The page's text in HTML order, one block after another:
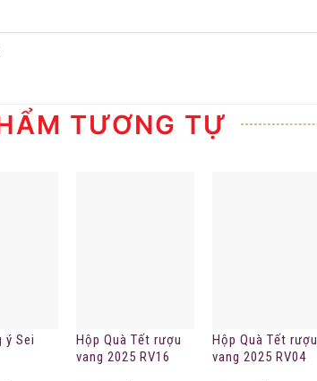
TƯƠNG TỰ
ý Sei
Hộp Quà Tết rượu
vang 2025 RV16
Hộp Quà Tết rượu
vang 2025 RV04